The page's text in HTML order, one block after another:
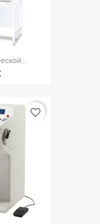
favorite_border